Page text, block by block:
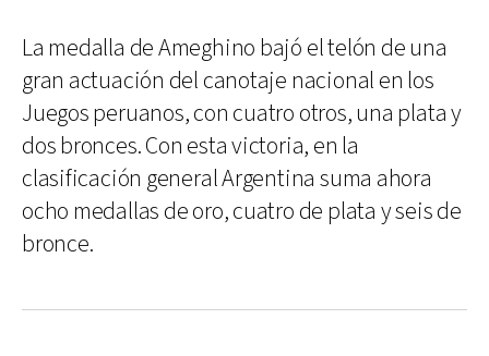
La medalla de Ameghino bajó el telón de una
gran actuación del canotaje nacional en los
Juegos peruanos, con cuatro otros, una plata y
dos bronces. Con esta victoria, en la
clasificación general Argentina suma ahora
ocho medallas de oro, cuatro de plata y seis de
bronce.